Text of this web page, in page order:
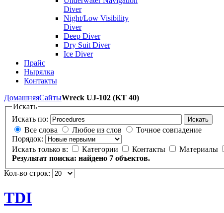
Diver
Night/Low Visibility
Diver
Deep Diver
Dry Suit Diver
Ice Diver
Прайс
Нырялка
Контакты
ДомашняяСайтыWreck UJ-102 (KT 40)
Искать
Искать по:
Искать
Все слова Любое из слов
Точное совпадение
Порядок:
Искать только в:
Категории Контакты Материалы
Результат поиска: найдено 7 объектов.
Кол-во строк:
TDI